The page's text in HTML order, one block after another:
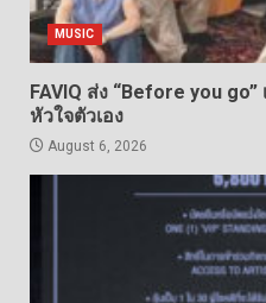
MUSIC
FAVIQ ส่ง “Before you
หัวใจตัวเอง
August 6, 2026